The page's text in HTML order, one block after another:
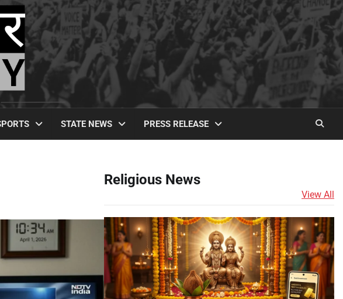
STATE NEWS PRESS RELEASE
Religious News
View All